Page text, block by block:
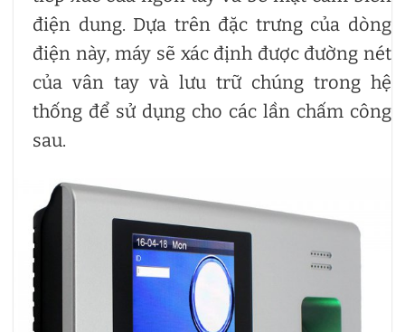
điện dung. Dựa trên đặc trưng của dòng
điện này, máy sẽ xác định được đường nét
của vân tay và lưu trữ chúng trong hệ
thống để sử dụng cho các lần chấm công
sau.